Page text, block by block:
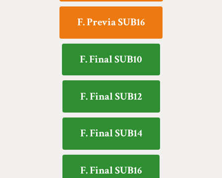
F. Previa SUB16
F. Final SUB10
F. Final SUB12
F. Final SUB14
F. Final SUB16